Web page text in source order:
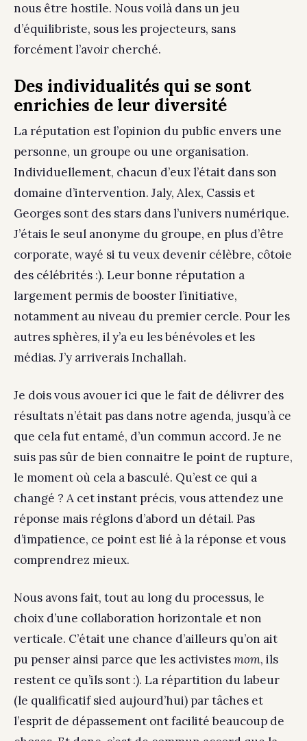
nous être hostile. Nous voilà dans un jeu
d’équilibriste, sous les projecteurs, sans
forcément l’avoir cherché.
Des individualités qui se sont
enrichies de leur diversité
La réputation est l’opinion du public envers une
personne, un groupe ou une organisation.
Individuellement, chacun d’eux l’était dans son
domaine d’intervention. Jaly, Alex, Cassis et
Georges sont des stars dans l’univers numérique.
J’étais le seul anonyme du groupe, en plus d’être
corporate, wayé si tu veux devenir célèbre, côtoie
des célébrités :). Leur bonne réputation a
largement permis de booster l’initiative,
notamment au niveau du premier cercle. Pour les
autres sphères, il y’a eu les bénévoles et les
médias. J’y arriverais Inchallah.
Je dois vous avouer ici que le fait de délivrer des
résultats n’était pas dans notre agenda, jusqu’à ce
que cela fut entamé, d’un commun accord. Je ne
suis pas sûr de bien connaitre le point de rupture,
le moment où cela a basculé. Qu’est ce qui a
changé ? A cet instant précis, vous attendez une
réponse mais réglons d’abord un détail. Pas
d’impatience, ce point est lié à la réponse et vous
comprendrez mieux.
Nous avons fait, tout au long du processus, le
choix d’une collaboration horizontale et non
verticale. C’était une chance d’ailleurs qu’on ait
pu penser ainsi parce que les activistesmom, ils
restent ce qu’ils sont :). La répartition du labeur
(le qualificatif sied aujourd’hui) par tâches et
l’esprit de dépassement ont facilité beaucoup de